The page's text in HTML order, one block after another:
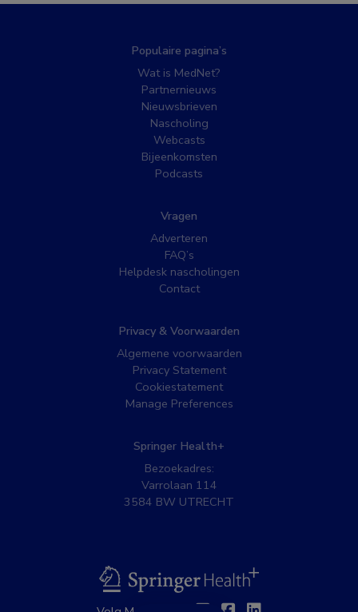
Populaire pagina’s
Wat is MedNet?
Partnernieuws
Nieuwsbrieven
Nascholing
Webcasts
Bijeenkomsten
Podcasts
Vragen
Adverteren
FAQ’s
Helpdesk nascholingen
Contact
Privacy & Voorwaarden
Algemene voorwaarden
Privacy Statement
Cookiestatement
Manage Preferences
Springer Health+
Bezoekadres:
Varrolaan 114
3584 BW UTRECHT
BSL